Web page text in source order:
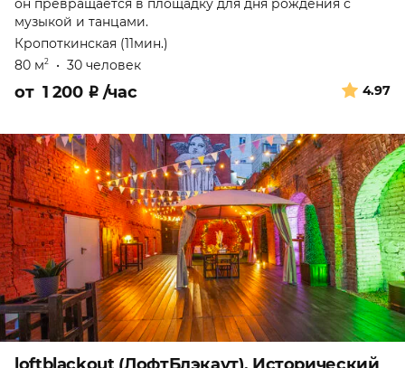
он превращается в площадку для дня рождения с
музыкой и танцами.
Кропоткинская (11мин.)
80 м2 • 30 человек
4.97
от 1 200 ₽ /час